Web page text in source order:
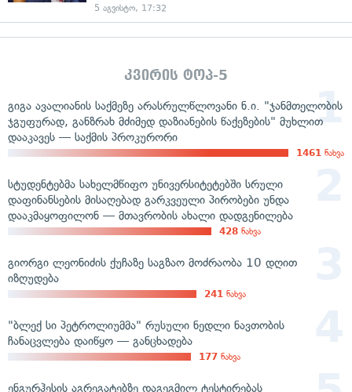
5 აგვისტო, 17:32
კვირის ტოპ-5
გიგა ავალიანის საქმეზე არასრულწლოვანი ნ.ი. "ჯანმთელობის
ჯგუფურად, განზრახ მძიმედ დაზიანების წაქეზების" მუხლით
დააკავეს — საქმის პროკურორი
1461 ნახვა
სტუდენტებმა სახელმწიფო უნივერსიტეტებში სრული
დაფინანსების მისაღებად გარკვეული პირობები უნდა
დააკმაყოფილონ — მთავრობის ახალი დადგენილება
428 ნახვა
გიორგი ლეონიძის ქუჩაზე საგზაო მოძრაობა 10 დღით
იზღუდება
241 ნახვა
"ბლექ სი პეტროლიუმმა" რუსული ნედლი ნავთობის
ჩანაცვლება დაიწყო — განცხადება
177 ნახვა
ენგურჰესის აგრეგატებზე დაგეგმილ ტესტირებას